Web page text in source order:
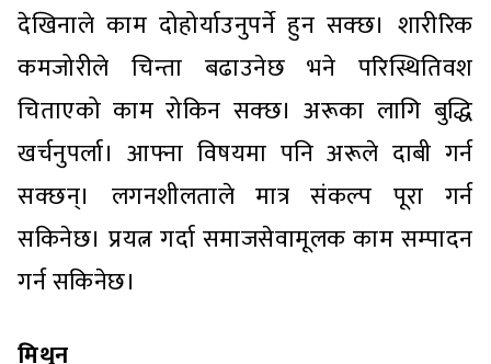
देखिनाले काम दोहोर्याउनुपर्ने हुन सक्छ। शारीरिक
कमजोरीले चिन्ता बढाउनेछ भने परिस्थितिवश
चिताएको काम रोकिन सक्छ। अरूका लागि बुद्धि
खर्चनुपर्ला। आफ्ना विषयमा पनि अरूले दाबी गर्न
सक्छन्। लगनशीलताले मात्र संकल्प पूरा गर्न
सकिनेछ। प्रयत्न गर्दा समाजसेवामूलक काम सम्पादन
गर्न सकिनेछ।